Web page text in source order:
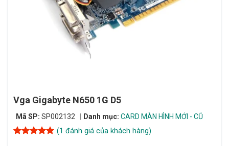
Vga Gigabyte N650 1G D5
Mã SP: SP002132 Danh mục: CARD MÀN HÌNH MỚI - CŨ
(1 đánh giá của khách hàng)